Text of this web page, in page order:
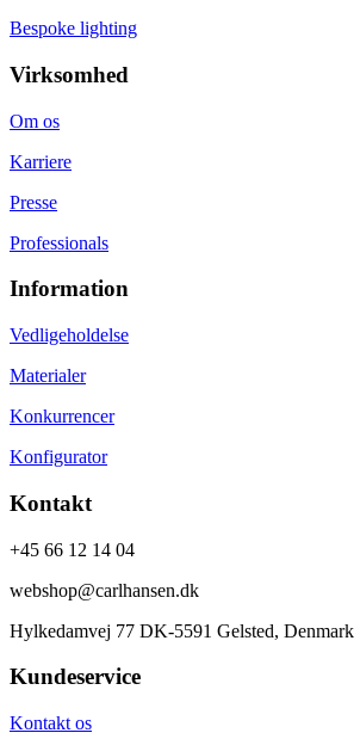
Bespoke lighting
Virksomhed
Om os
Karriere
Presse
Professionals
Information
Vedligeholdelse
Materialer
Konkurrencer
Konfigurator
Kontakt
+45 66 12 14 04
webshop@carlhansen.dk
Hylkedamvej 77 DK-5591 Gelsted, Denmark
Kundeservice
Kontakt os